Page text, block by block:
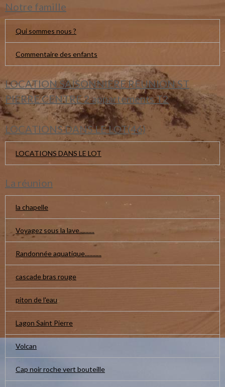
Notre famille
Qui sommes nous ?
Commentaire des enfants
LOCATION SAISONNIERE REUNION ST
PIERRE CENTRE 2 appartements T2
LOCATIONS DANS LE LOT(46)
LOCATIONS DANS LE LOT
La réunion
la chapelle
Voyagez sous la lave..........
Randonnée aquatique...........
cascade bras rouge
piton de l'eau
Lagon Saint Pierre
Volcan
Cap noir roche vert bouteille